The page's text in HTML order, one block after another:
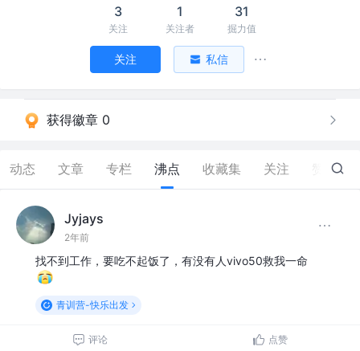
3
关注
1
关注者
31
掘力值
关注 私信
获得徽章 0
动态 文章 专栏 沸点 收藏集 关注 7
Jyjays
2年前
找不到工作，要吃不起饭了，有没有人vivo50救我一命
青训营-快乐出发
评论 点赞